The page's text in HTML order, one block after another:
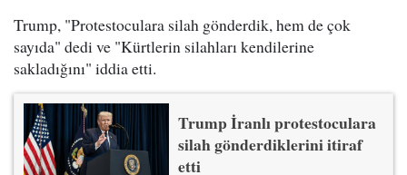
Trump, "Protestoculara silah gönderdik, hem de çok
sayıda" dedi ve "Kürtlerin silahları kendilerine
sakladığını" iddia etti.
Trump İranlı protestoculara
silah gönderdiklerini itiraf
etti